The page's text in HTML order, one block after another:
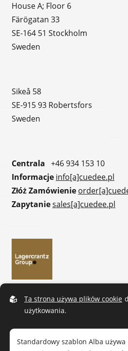
House A; Floor 6
Färögatan 33
SE-164 51 Stockholm
Sweden
Sikeå 58
SE-915 93 Robertsfors
Sweden
Centrala +46 934 153 10
Informacje info[a]cuedee.pl
Złóż Zamówienie
Zapytaniesales[a]cuedee.pl
Ta strona używa plików cookie
użytkowania.
Standardowy szablon Alba używa